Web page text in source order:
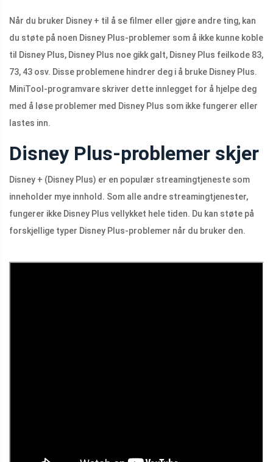
Når du bruker Disney + til å se filmer eller gjøre andre ting, kan
du støte på noen Disney Plus-problemer som å ikke kunne koble
til Disney Plus, Disney Plus noe gikk galt, Disney Plus feilkode 83,
73, 43 osv. Disse problemene hindrer deg i å bruke Disney Plus.
MiniTool-programvare skriver dette innlegget for å hjelpe deg
med å løse problemer med Disney Plus som ikke fungerer eller
lastes inn.
Disney Plus-problemer skjer
Disney + (Disney Plus) er en populær streamingtjeneste som
inneholder mye innhold. Som alle andre streamingtjenester,
fungerer ikke Disney Plus vellykket hele tiden. Du kan støte på
forskjellige typer Disney Plus-problemer når du bruker den.